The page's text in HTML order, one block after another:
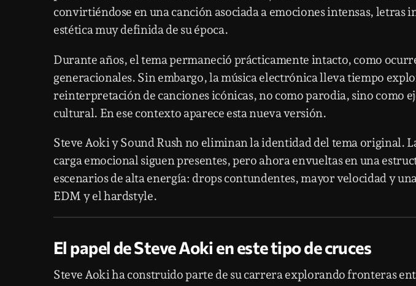
convirtiéndose en una canción asociada a emociones intensas, letras
estética muy definida de su época.
Durante años, el tema permaneció prácticamente intacto, como
generacionales. Sin embargo, la música electrónica lleva tiempo
reinterpretación de canciones icónicas, no como parodia, sino como
cultural. En ese contexto aparece esta nueva versión.
Steve Aoki y Sound Rush no eliminan la identidad del tema original.
carga emocional siguen presentes, pero ahora envueltas en una
escenarios de alta energía: drops contundentes, mayor velocidad y
EDM y el hardstyle.
El papel de Steve Aoki en este tipo de cruces
Steve Aoki ha construido parte de su carrera explorando fronteras